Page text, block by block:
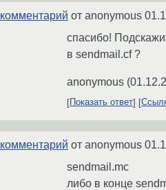
комментарий от anonymous
спасибо!
в sendmail.cf ?
anonymous (
Показать ответ
комментарий от anonymous
sendmail.mc
либо в конце